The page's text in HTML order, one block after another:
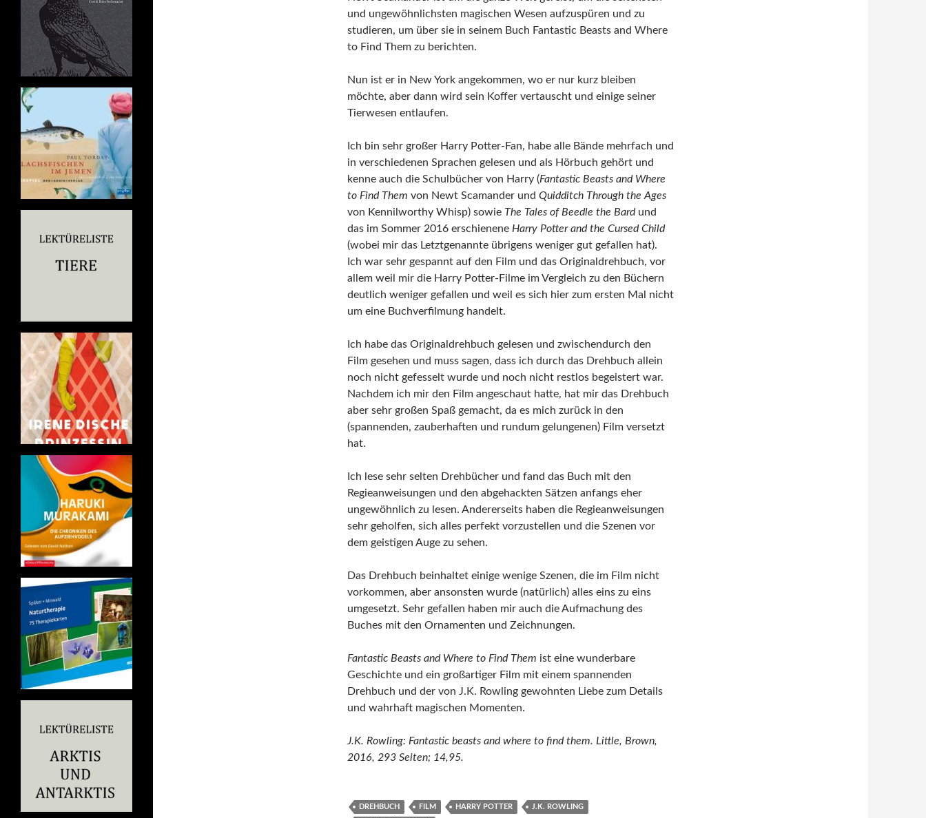
und ungewöhnlichsten magischen Wesen aufzuspüren und zu
studieren, um über sie in seinem Buch Fantastic Beasts and Where
to Find Them zu berichten.
Nun ist er in New York angekommen, wo er nur kurz bleiben
möchte, aber dann wird sein Koffer vertauscht und einige seiner
Tierwesen entlaufen.
Ich bin sehr großer Harry Potter-Fan, habe alle Bände mehrfach und
in verschiedenen Sprachen gelesen und als Hörbuch gehört und
kenne auch die Schulbücher von Harry (Fantastic Beasts and Where
to Find Them von Newt Scamander und Quidditch Through the Ages
von Kennilworthy Whisp) sowie The Tales of Beedle the Bardund
das im Sommer 2016 erschienene Harry Potter and the Cursed Child
(wobei mir das Letztgenannte übrigens weniger gut gefallen hat).
Ich war sehr gespannt auf den Film und das Originaldrehbuch, vor
allem weil mir die Harry Potter-Filme im Vergleich zu den Büchern
deutlich weniger gefallen und weil es sich hier zum ersten Mal nicht
um eine Buchverfilmung handelt.
Ich habe das Originaldrehbuch gelesen und zwischendurch den
Film gesehen und muss sagen, dass ich durch das Drehbuch allein
noch nicht gefesselt wurde und noch nicht restlos begeistert war.
Nachdem ich mir den Film angeschaut hatte, hat mir das Drehbuch
aber sehr großen Spaß gemacht, da es mich zurück in den
(spannenden, zauberhaften und rundum gelungenen) Film versetzt
hat.
Ich lese sehr selten Drehbücher und fand das Buch mit den
Regieanweisungen und den abgehackten Sätzen anfangs eher
ungewöhnlich zu lesen. Andererseits haben die Regieanweisungen
sehr geholfen, sich alles perfekt vorzustellen und die Szenen vor
dem geistigen Auge zu sehen.
Das Drehbuch beinhaltet einige wenige Szenen, die im Film nicht
vorkommen, aber ansonsten wurde (natürlich) alles eins zu eins
umgesetzt. Sehr gefallen haben mir auch die Aufmachung des
Buches mit den Ornamenten und Zeichnungen.
Fantastic Beasts and Where to Find Them ist eine wunderbare
Geschichte und ein großartiger Film mit einem spannenden
Drehbuch und der von J.K. Rowling gewohnten Liebe zum Details
und wahrhaft magischen Momenten.
J.K. Rowling: Fantastic beasts and where to find them. Little, Brown,
2016, 293 Seiten; 14,95.
DREHBUCH FILM HARRY POTTER J.K. ROWLING